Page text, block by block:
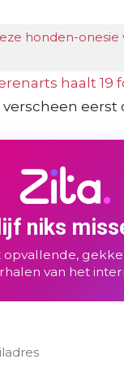
honden-
haalt 19
verscheen eerst
niks
opvallende,
van het